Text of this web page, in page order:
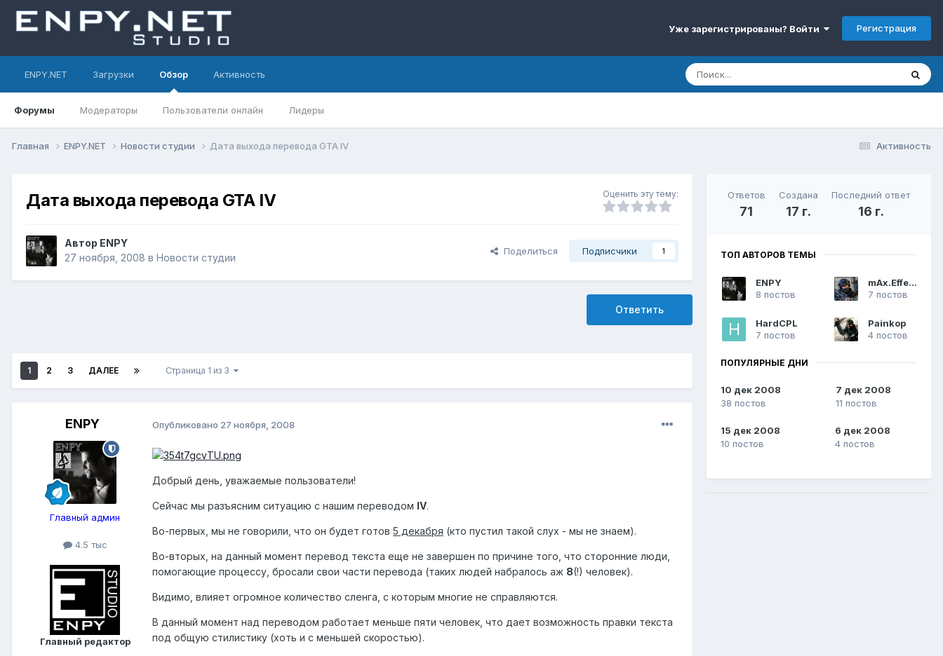
Уже зарегистрированы? Войти Регистрация
ENPY.NET Загрузки Обзор
Форумы Модераторы Пользователи онлайн Лидеры
Активность
Активность
Главная ENPY.NET Новости студии Дата выхода перевода GTA IV
Дата выхода перевода GTA IV Оценить эту тему:
Автор ENPY
27 ноября, 2008 в Новости студии
Поделиться Подписчики 1
Ответить
1 2 3 ДАЛЕЕ Страница 1 из 3
ENPY
Главный админ
4.5 тыс
Главный редактор
Опубликовано 27 ноября, 2008
Добрый день, уважаемые пользователи!
Сейчас мы разъясним ситуацию с нашим переводом IV.
Во-первых, мы не говорили, что он будет готов 5 декабря (кто пустил такой слух - мы не знаем).
Во-вторых, на данный момент перевод текста еще не завершен по причине того, что сторонние люди,
помогающие процессу, бросали свои части перевода (таких людей набралось аж 8(!) человек).
Видимо, влияет огромное количество сленга, с которым многие не справляются.
В данный момент над переводом работает меньше пяти человек, что дает возможность правки текста
под общую стилистику (хоть и с меньшей скоростью).
Ответов
71
Создана
17 г.
Последний ответ
16 г.
ТОП АВТОРОВ ТЕМЫ
ENPY
8 постов
mAx.Effect
7 постов
HardCPL
7 постов
Painkop
4 постов
ПОПУЛЯРНЫЕ ДНИ
10 дек 2008
38 постов
7 дек 2008
11 постов
15 дек 2008
10 постов
6 дек 2008
4 постов